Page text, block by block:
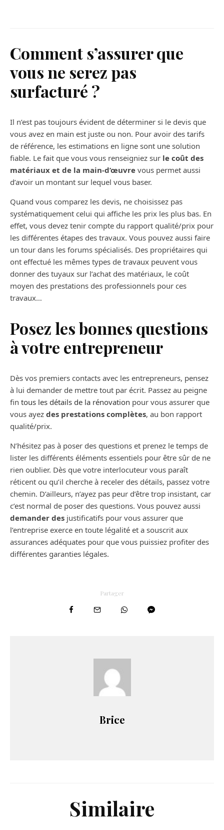
Comment s’assurer que
vous ne serez pas
surfacturé ?
Il n’est pas toujours évident de déterminer si le devis que
vous avez en main est juste ou non. Pour avoir des tarifs
de référence, les estimations en ligne sont une solution
fiable. Le fait que vous vous renseigniez sur le coût des
matériaux et de la main-d’œuvre vous permet aussi
d’avoir un montant sur lequel vous baser.
Quand vous comparez les devis, ne choisissez pas
systématiquement celui qui affiche les prix les plus bas. En
effet, vous devez tenir compte du rapport qualité/prix pour
les différentes étapes des travaux. Vous pouvez aussi faire
un tour dans les forums spécialisés. Des propriétaires qui
ont effectué les mêmes types de travaux peuvent vous
donner des tuyaux sur l’achat des matériaux, le coût
moyen des prestations des professionnels pour ces
travaux…
Posez les bonnes questions
à votre entrepreneur
Dès vos premiers contacts avec les entrepreneurs, pensez
à lui demander de mettre tout par écrit. Passez au peigne
fin tous les détails de la rénovation pour vous assurer que
vous ayez des prestations complètes, au bon rapport
qualité/prix.
N’hésitez pas à poser des questions et prenez le temps de
lister les différents éléments essentiels pour être sûr de ne
rien oublier. Dès que votre interlocuteur vous paraît
réticent ou qu’il cherche à receler des détails, passez votre
chemin. D’ailleurs, n’ayez pas peur d’être trop insistant, car
c’est normal de poser des questions. Vous pouvez aussi
demander des justificatifs pour vous assurer que
l’entreprise exerce en toute légalité et a souscrit aux
assurances adéquates pour que vous puissiez profiter des
différentes garanties légales.
Partager
Brice
Similaire